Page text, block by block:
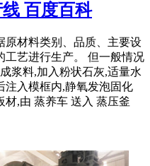
百度百科
原材料类别、品质、主要设
工艺进行生产。 但一般情况
浆料,加入粉状石灰,适量水
注入模框内,静氧发泡固化
材,由 蒸养车 送入 蒸压釜